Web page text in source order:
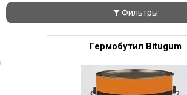
Фильтры
i
Гермобутил Bitugum